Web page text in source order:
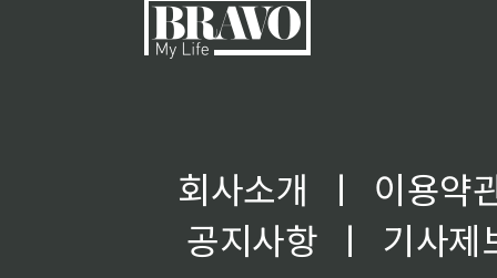
회사소개 ㅣ
이용약
공지사항
ㅣ
기사제